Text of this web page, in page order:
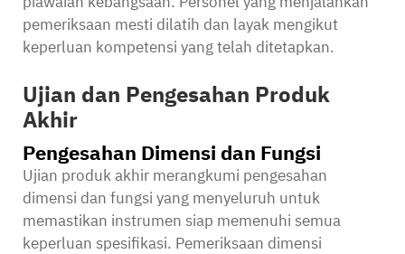
pemeriksaan mesti dilatih dan layak mengikut
keperluan kompetensi yang telah ditetapkan.
Ujian dan Pengesahan Produk
Akhir
Pengesahan Dimensi dan Fungsi
Ujian produk akhir merangkumi pengesahan
dimensi dan fungsi yang menyeluruh untuk
memastikan instrumen siap memenuhi semua
keperluan spesifikasi. Pemeriksaan dimensi